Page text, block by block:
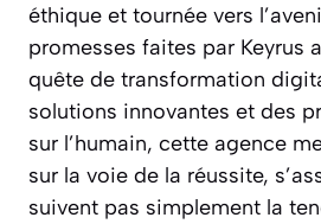
éthique et tournée vers
promesses faites par Keyrus
quête de transformation
solutions innovantes et des
sur l’humain, cette agence
sur la voie de la réussite,
suivent pas simplement la